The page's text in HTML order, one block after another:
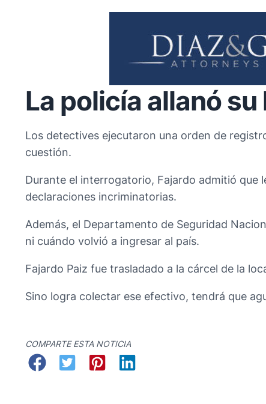
La policía allanó su
Los detectives ejecutaron una orden de
cuestión.
Durante el interrogatorio, Fajardo admitió que
declaraciones incriminatorias.
Además, el Departamento de Seguridad
ni cuándo volvió a ingresar al país.
Fajardo Paiz fue trasladado a la cárcel de la
Sino logra colectar ese efectivo, tendrá que
COMPARTE ESTA NOTICIA